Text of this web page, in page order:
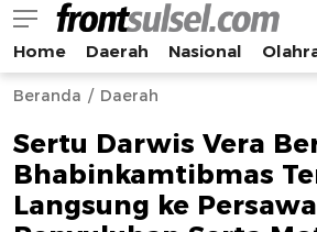
Frontsulsel.com
Terdepan Mengabarkan dari
Home Daerah Nasional
Beranda Daerah
Sertu Darwis Vera
Bhabinkamtibmas
Langsung ke